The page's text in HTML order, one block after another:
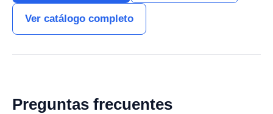
Ver catálogo completo
Preguntas frecuentes